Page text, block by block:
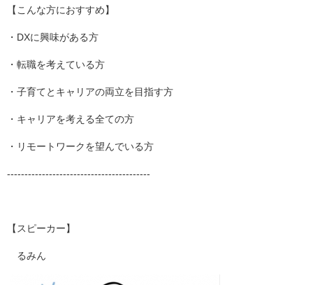
【こんな方におすすめ】
・DXに興味がある方
・転職を考えている方
・子育てとキャリアの両立を目指す方
・キャリアを考える全ての方
・リモートワークを望んでいる方
-----------------------------------------
【スピーカー】
るみん